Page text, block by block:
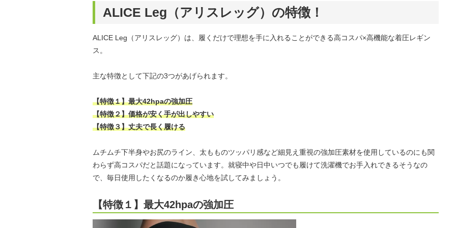
ALICE Leg（アリスレッグ）の特徴！
ALICE Leg（アリスレッグ）は、履くだけで理想を手に入れることができる高コスパ×高機能な着圧レギン
ス。
主な特徴として下記の3つがあげられます。
【特徴１】最大42hpaの強加圧
【特徴２】価格が安く手が出しやすい
【特徴３】丈夫で長く履ける
ムチムチ下半身やお尻のライン、太もものツッパリ感など細見え重視の強加圧素材を使用しているのにも関
わらず高コスパだと話題になっています。就寝中や日中いつでも履けて洗濯機でお手入れできるそうなの
で、毎日使用したくなるのか履き心地を試してみましょう。
【特徴１】最大42hpaの強加圧